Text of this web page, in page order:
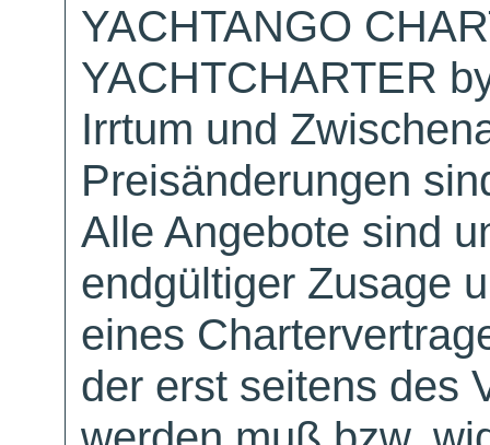
YACHTANGO
YACHTCHARTER
Irrtum und
Preisänderungen
Alle Angebote sind
endgültiger Zusage
eines
der erst seitens des